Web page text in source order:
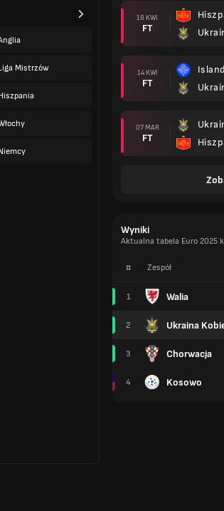
Mistrzów
18 KWI
FT
14 KWI
FT
07 MAR
FT
Wyniki
Aktualna tabela Euro 2025
# Zespół
1 Walia
2 Ukraina
3 Chorwacja
4 Kosowo